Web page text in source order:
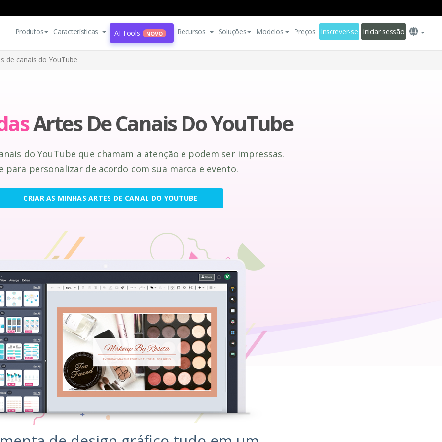
Produtos Características AI Tools NOVO Recursos Soluções Modelos Preços Inscrever-se Iniciar sessão
de canais do YouTube
Artes De Canais Do YouTube
do YouTube que chamam a atenção e podem ser impressas.
para personalizar de acordo com sua marca e evento.
CRIAR AS MINHAS ARTES DE CANAL DO YOUTUBE